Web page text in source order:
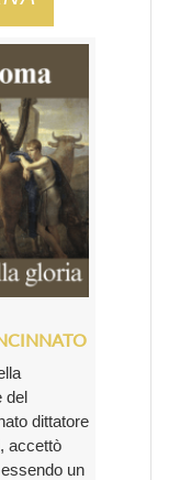
del
dittatore
accettò
un